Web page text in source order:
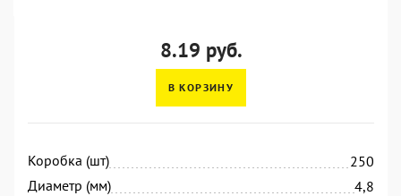
8.19 руб.
В КОРЗИНУ
Коробка (шт)
250
Диаметр (мм)
4,8